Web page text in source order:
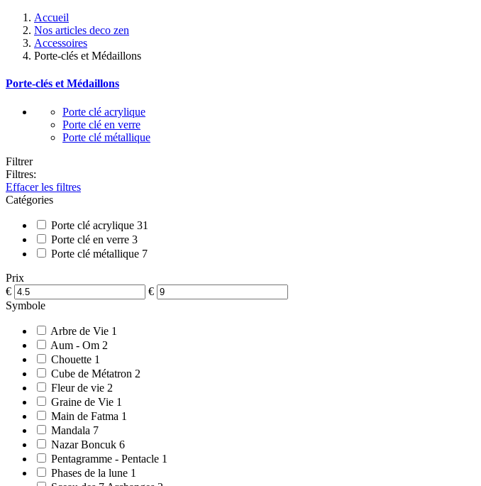
Accueil
Nos articles deco zen
Accessoires
Porte-clés et Médaillons
Porte-clés et Médaillons
Porte clé acrylique
Porte clé en verre
Porte clé métallique
Filtrer
Filtres:
Effacer les filtres
Catégories
Porte clé acrylique 31
Porte clé en verre 3
Porte clé métallique 7
Prix
€
€
Symbole
Arbre de Vie 1
Aum - Om 2
Chouette 1
Cube de Métatron 2
Fleur de vie 2
Graine de Vie 1
Main de Fatma 1
Mandala 7
Nazar Boncuk 6
Pentagramme - Pentacle 1
Phases de la lune 1